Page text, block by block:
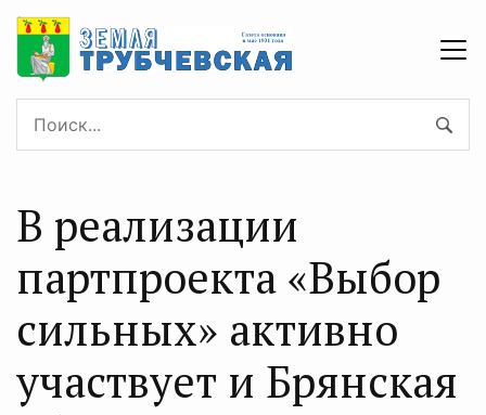
В реализации
партпроекта «Выбор
сильных» активно
участвует и Брянская